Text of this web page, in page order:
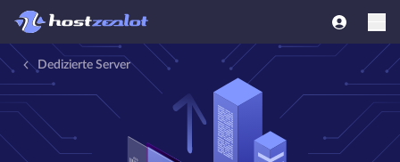
Dedizierte Server